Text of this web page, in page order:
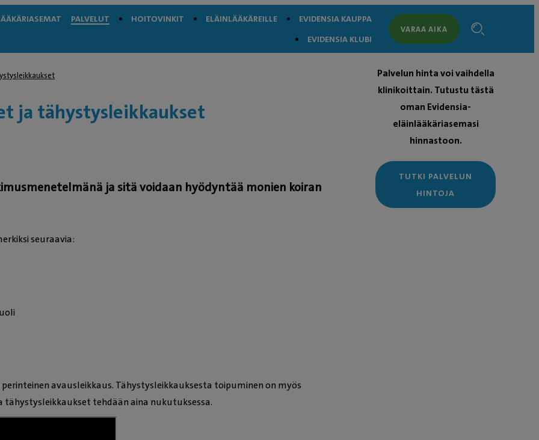
PALVELUT HOITOVINKIT ELÄINLÄÄKÄREILLE
EVIDENSIA KAUPPA
EVIDENSIA KLUBI
VARAA AIKA
ja tähystysleikkaukset
ja sitä voidaan hyödyntää monien koiran
seuraavia:
avausleikkaus. Tähystysleikkauksesta toipuminen on myös
tehdään aina nukutuksessa.
Palvelun hinta voi vaihdella
klinikoittain. Tutustu tästä
oman Evidensia-
eläinlääkäriasemasi
hinnastoon.
TUTKI PALVELUN
HINTOJA